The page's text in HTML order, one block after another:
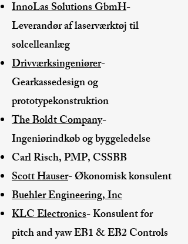
InnoLas Solutions GbmH-
Leverandør af laserværktøj til
solcelleanlæg
Drivværksingeniører-
Gearkassedesign og
prototypekonstruktion
The Boldt Company-
Ingeniørindkøb og byggeledelse
Carl Risch, PMP, CSSBB
Scott Hauser- Økonomisk konsulent
Buehler Engineering, Inc
KLC Electronics- Konsulent for
pitch and yaw EB1 & EB2 Controls